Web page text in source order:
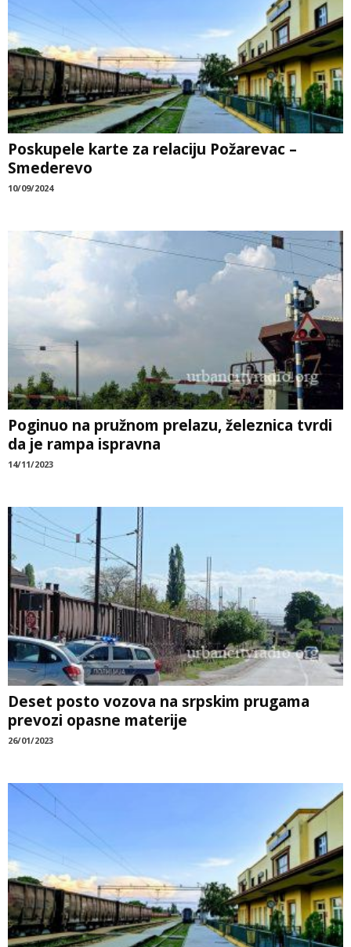
Poskupele karte za relaciju Požarevac –
Smederevo
10/09/2024
Poginuo na pružnom prelazu, železnica tvrdi
da je rampa ispravna
14/11/2023
Deset posto vozova na srpskim prugama
prevozi opasne materije
26/01/2023